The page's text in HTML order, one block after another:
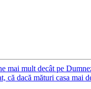
mai mult decât pe
că dacă mături casa mai